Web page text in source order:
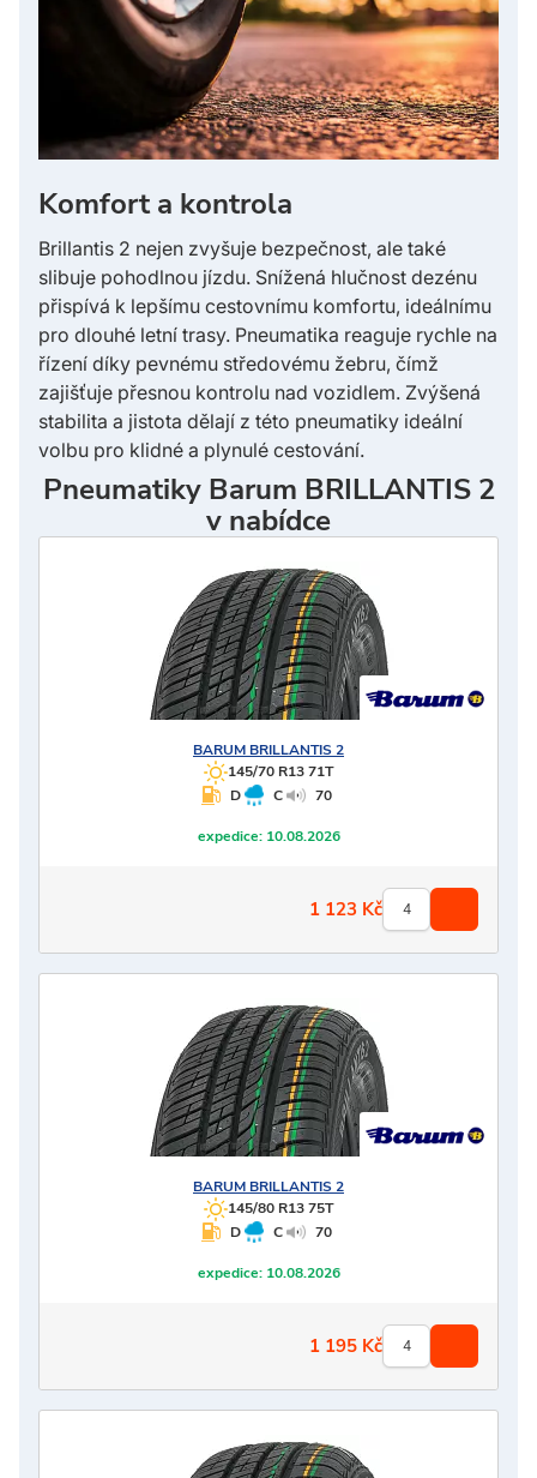
Komfort a kontrola
Brillantis 2 nejen zvyšuje bezpečnost, ale také
slibuje pohodlnou jízdu. Snížená hlučnost dezénu
přispívá k lepšímu cestovnímu komfortu, ideálnímu
pro dlouhé letní trasy. Pneumatika reaguje rychle na
řízení díky pevnému středovému žebru, čímž
zajišťuje přesnou kontrolu nad vozidlem. Zvýšená
stabilita a jistota dělají z této pneumatiky ideální
volbu pro klidné a plynulé cestování.
Pneumatiky Barum BRILLANTIS 2
v nabídce
BARUM BRILLANTIS 2
145/70 R13 71T
D
C 70
expedice:10.08.2026
1 123 Kč
BARUM BRILLANTIS 2
145/80 R13 75T
D
C 70
expedice:10.08.2026
1 195 Kč